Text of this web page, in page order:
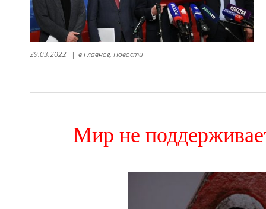
29.03.2022 | вГлавное, Новости
Мир не